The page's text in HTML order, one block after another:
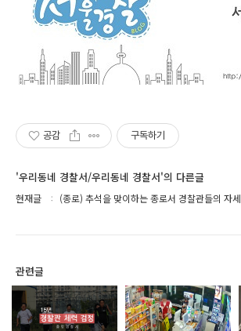
공감 구독하기
'우리동네 경찰서/우리동네 경찰서'의 다른글
현재글 (종로) 추석을 맞이하는 종로서 경찰관들의 자세
관련글